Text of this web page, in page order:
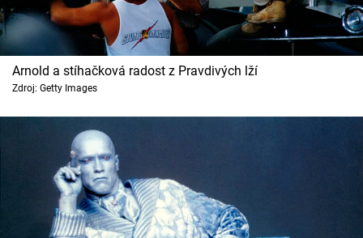
Arnold a stíhačková radost z Pravdivých lží
Zdroj: Getty Images